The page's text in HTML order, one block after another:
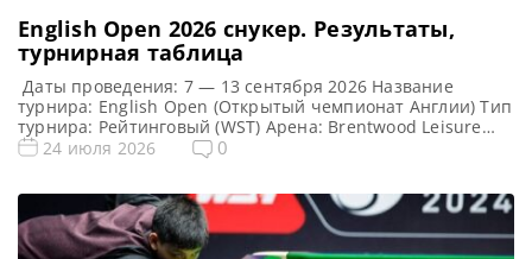
English Open 2026 cнукер. Результаты,
турнирная таблица
Даты проведения: 7 — 13 сентября 2026 Название
турнира: English Open (Открытый чемпионат Англии) Тип
турнира: Рейтинговый (WST) Арена: Brentwood Leisure
Centre Место проведения (населенный пункт, город,
Марк Аллен ( 2025 ) Турнирная таблица English Open
2026: Открытый чемпионат Англии 2026 — турнирная […]
24 июля 2026 0